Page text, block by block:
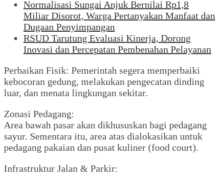
Normalisasi Sungai Anjuk Bernilai Rp1,8
Miliar Disorot, Warga Pertanyakan Manfaat dan
Dugaan Penyimpangan
RSUD Tarutung Evaluasi Kinerja, Dorong
Inovasi dan Percepatan Pembenahan Pelayanan
Perbaikan Fisik: Pemerintah segera memperbaiki
kebocoran gedung, melakukan pengecatan dinding
luar, dan menata lingkungan sekitar.
Zonasi Pedagang:
Area bawah pasar akan dikhususkan bagi pedagang
sayur. Sementara itu, area atas dialokasikan untuk
pedagang pakaian dan pusat kuliner (food court).
Infrastruktur Jalan & Parkir: